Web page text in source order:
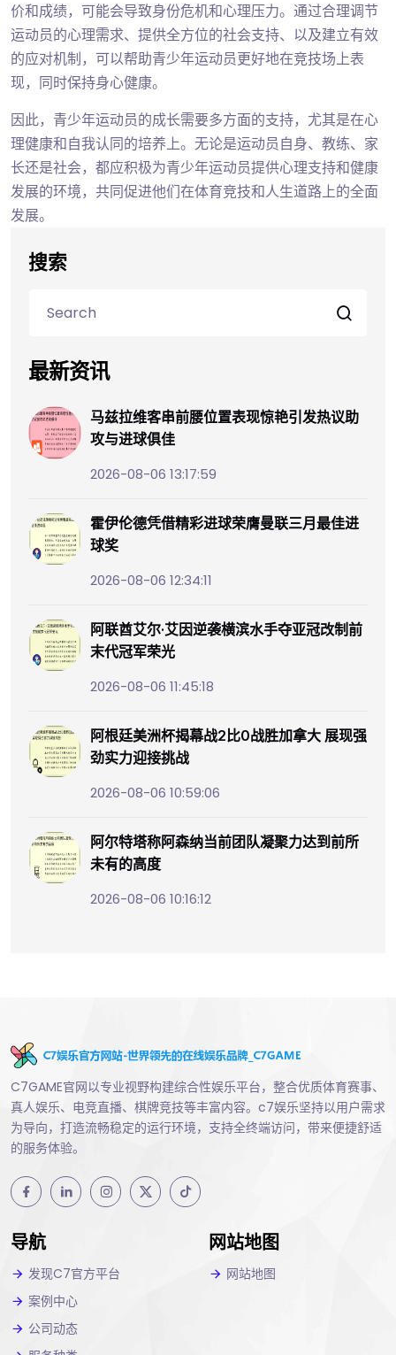
价和成绩，可能会导致身份危机和心理压力。通过合理调节
运动员的心理需求、提供全方位的社会支持、以及建立有效
的应对机制，可以帮助青少年运动员更好地在竞技场上表
现，同时保持身心健康。
因此，青少年运动员的成长需要多方面的支持，尤其是在心
理健康和自我认同的培养上。无论是运动员自身、教练、家
长还是社会，都应积极为青少年运动员提供心理支持和健康
发展的环境，共同促进他们在体育竞技和人生道路上的全面
发展。
搜索
最新资讯
马兹拉维客串前腰位置表现惊艳引发热议助
攻与进球俱佳
2026-08-06 13:17:59
霍伊伦德凭借精彩进球荣膺曼联三月最佳进
球奖
2026-08-06 12:34:11
阿联酋艾尔·艾因逆袭横滨水手夺亚冠改制前
末代冠军荣光
2026-08-06 11:45:18
阿根廷美洲杯揭幕战2比0战胜加拿大 展现强
劲实力迎接挑战
2026-08-06 10:59:06
阿尔特塔称阿森纳当前团队凝聚力达到前所
未有的高度
2026-08-06 10:16:12
C7GAME官网以专业视野构建综合性娱乐平台，整合优质体育赛事、
真人娱乐、电竞直播、棋牌竞技等丰富内容。c7娱乐坚持以用户需求
为导向，打造流畅稳定的运行环境，支持全终端访问，带来便捷舒适
的服务体验。
导航
发现C7官方平台
案例中心
公司动态
网站地图
网站地图